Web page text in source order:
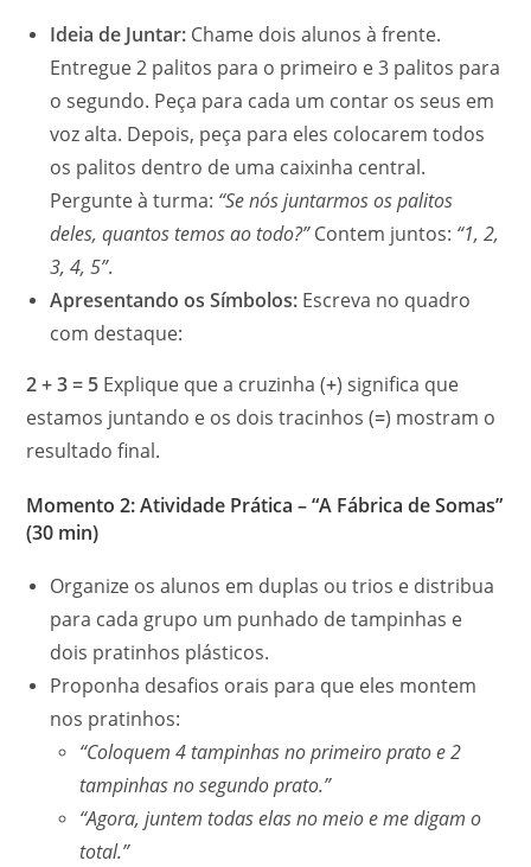
Ideia de Juntar: Chame dois alunos à frente.
Entregue 2 palitos para o primeiro e 3 palitos para
o segundo. Peça para cada um contar os seus em
voz alta. Depois, peça para eles colocarem todos
os palitos dentro de uma caixinha central.
Pergunte à turma: “Se nós juntarmos os palitos
deles, quantos temos ao todo?”Contem juntos: “1, 2,
3, 4, 5”.
Apresentando os Símbolos: Escreva no quadro
com destaque:
2 + 3 = 5 Explique que a cruzinha (+) significa que
estamos juntando e os dois tracinhos (=) mostram o
resultado final.
Momento 2: Atividade Prática – “A Fábrica de Somas”
(30 min)
Organize os alunos em duplas ou trios e distribua
para cada grupo um punhado de tampinhas e
dois pratinhos plásticos.
Proponha desafios orais para que eles montem
nos pratinhos:
“Coloquem 4 tampinhas no primeiro prato e 2
tampinhas no segundo prato.”
“Agora, juntem todas elas no meio e me digam o
total.”